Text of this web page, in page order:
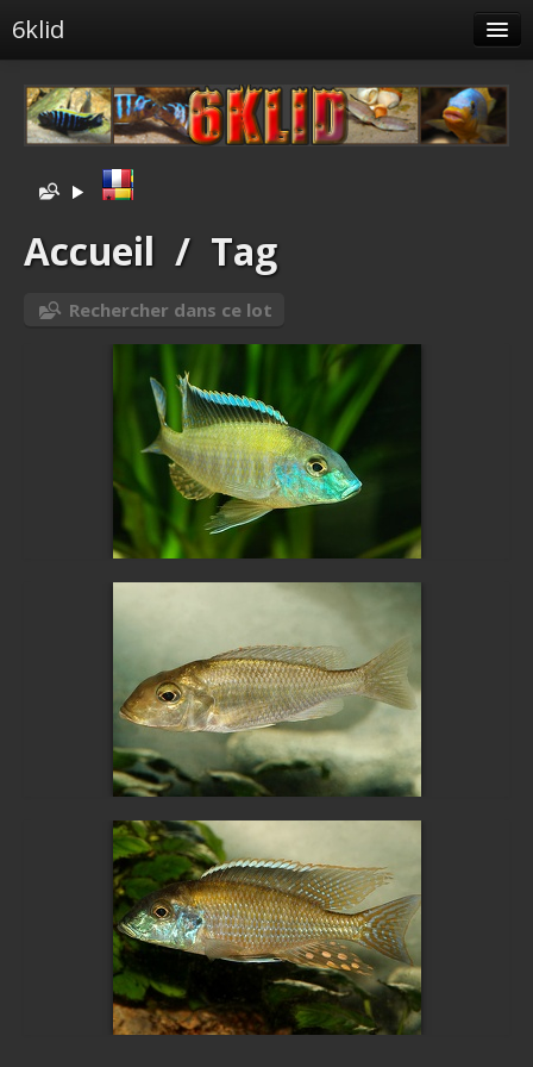
6klid
Tags liés
Spéciales
Albums liés
Identification
Accueil / Tag
Rechercher dans ce lot